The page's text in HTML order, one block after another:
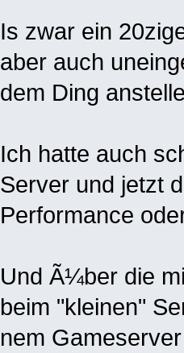
Is zwar ein
aber auch
dem Ding
Ich hatte auch
Server und jetzt
Performance
Und Ã¼ber die
beim "kleinen"
nem